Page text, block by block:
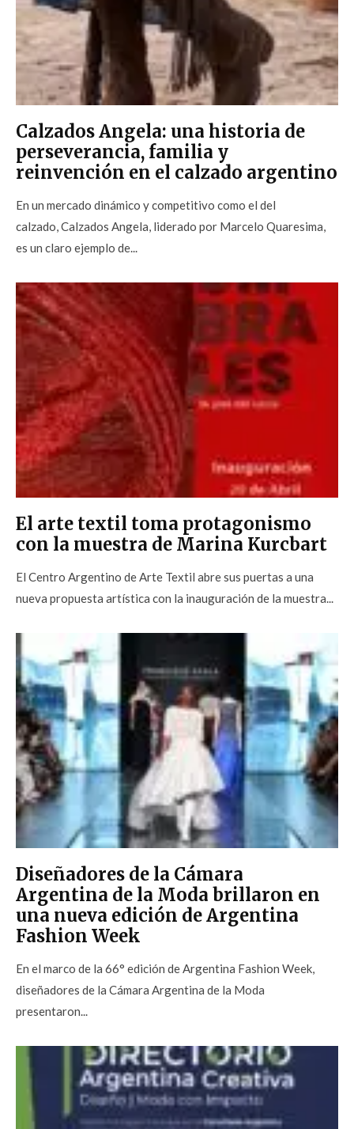
Calzados Angela: una historia de
perseverancia, familia y
reinvención en el calzado argentino
En un mercado dinámico y competitivo como el del
calzado, Calzados Angela, liderado por Marcelo Quaresima,
es un claro ejemplo de...
El arte textil toma protagonismo
con la muestra de Marina Kurcbart
El Centro Argentino de Arte Textil abre sus puertas a una
nueva propuesta artística con la inauguración de la muestra...
Diseñadores de la Cámara
Argentina de la Moda brillaron en
una nueva edición de Argentina
Fashion Week
En el marco de la 66° edición de Argentina Fashion Week,
diseñadores de la Cámara Argentina de la Moda
presentaron...